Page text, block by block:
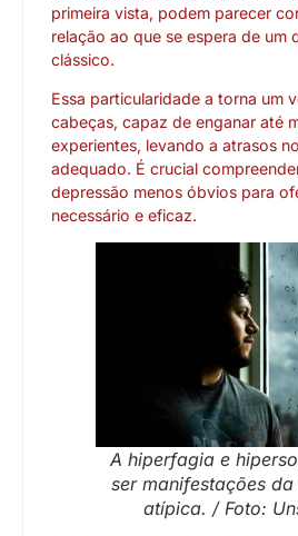
primeira vista, podem parecer
relação ao que se espera de um
clássico.
Essa particularidade a torna um
cabeças, capaz de enganar até
experientes, levando a atrasos
adequado. É crucial
depressão menos óbvios para
necessário e eficaz.
A hiperfagia e
ser manifestações
atípica. / Foto: